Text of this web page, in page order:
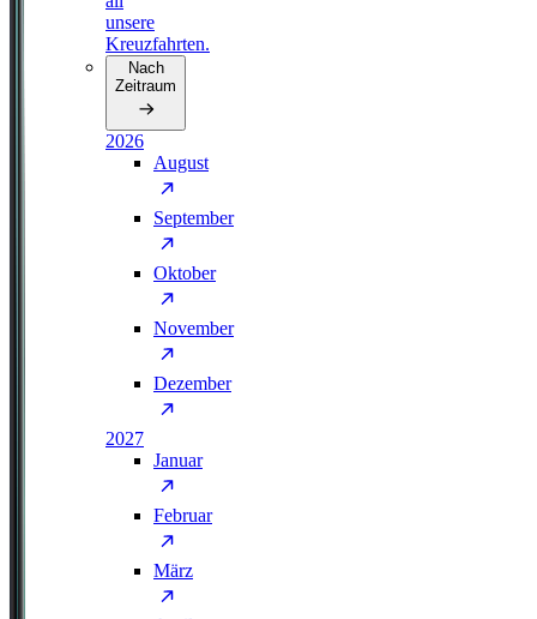
unsere
Kreuzfahrten.
Nach
Zeitraum
2026
August
September
Oktober
November
Dezember
2027
Januar
Februar
März